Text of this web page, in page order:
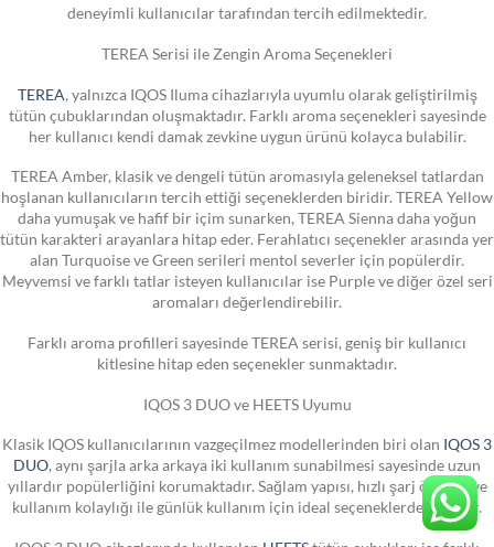
deneyimli kullanıcılar tarafından tercih edilmektedir.
TEREA Serisi ile Zengin Aroma Seçenekleri
TEREA, yalnızca IQOS Iluma cihazlarıyla uyumlu olarak geliştirilmiş
tütün çubuklarından oluşmaktadır. Farklı aroma seçenekleri sayesinde
her kullanıcı kendi damak zevkine uygun ürünü kolayca bulabilir.
TEREA Amber, klasik ve dengeli tütün aromasıyla geleneksel tatlardan
hoşlanan kullanıcıların tercih ettiği seçeneklerden biridir. TEREA Yellow
daha yumuşak ve hafif bir içim sunarken, TEREA Sienna daha yoğun
tütün karakteri arayanlara hitap eder. Ferahlatıcı seçenekler arasında yer
alan Turquoise ve Green serileri mentol severler için popülerdir.
Meyvemsi ve farklı tatlar isteyen kullanıcılar ise Purple ve diğer özel seri
aromaları değerlendirebilir.
Farklı aroma profilleri sayesinde TEREA serisi, geniş bir kullanıcı
kitlesine hitap eden seçenekler sunmaktadır.
IQOS 3 DUO ve HEETS Uyumu
Klasik IQOS kullanıcılarının vazgeçilmez modellerinden biri olan IQOS 3
DUO, aynı şarjla arka arkaya iki kullanım sunabilmesi sayesinde uzun
yıllardır popülerliğini korumaktadır. Sağlam yapısı, hızlı şarj özelliği ve
kullanım kolaylığı ile günlük kullanım için ideal seçeneklerden biridir.